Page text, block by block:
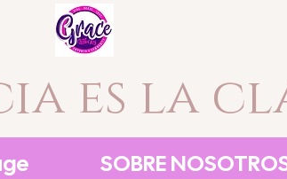
es la
SOBRE